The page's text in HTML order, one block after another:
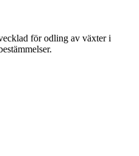
för odling av växter i